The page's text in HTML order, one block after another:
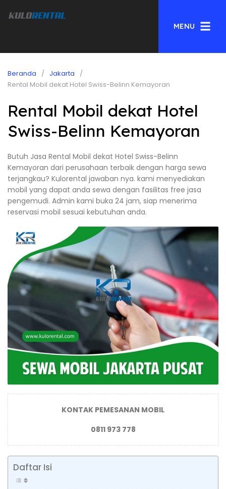
MENU
Beranda
Jakarta
Rental Mobil dekat Hotel Swiss-Belinn Kemayoran
Rental Mobil dekat Hotel
Swiss-Belinn Kemayoran
Butuh Jasa Rental Mobil dekat Hotel Swiss-Belinn
Kemayoran dari perusahaan terbaik dengan harga sewa
terjangkau? Kulorental jawaban nya. kami menyediakan
mobil yang dapat anda sewa dengan fasilitas free jasa
pengemudi. Admin kami buka 24 jam, siap menerima
reservasi mobil sesuai kebutuhan anda.
KONTAK PEMESANAN MOBIL
0811 973 778
Daftar Isi